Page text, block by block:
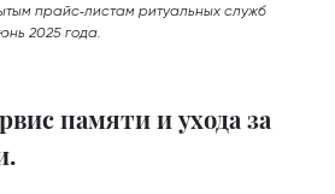
прайс‑листам ритуальных служб
2025 года.
памяти и ухода за